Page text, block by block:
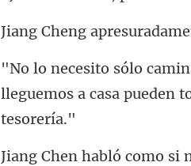
lleguemos a casa pueden
ó como si